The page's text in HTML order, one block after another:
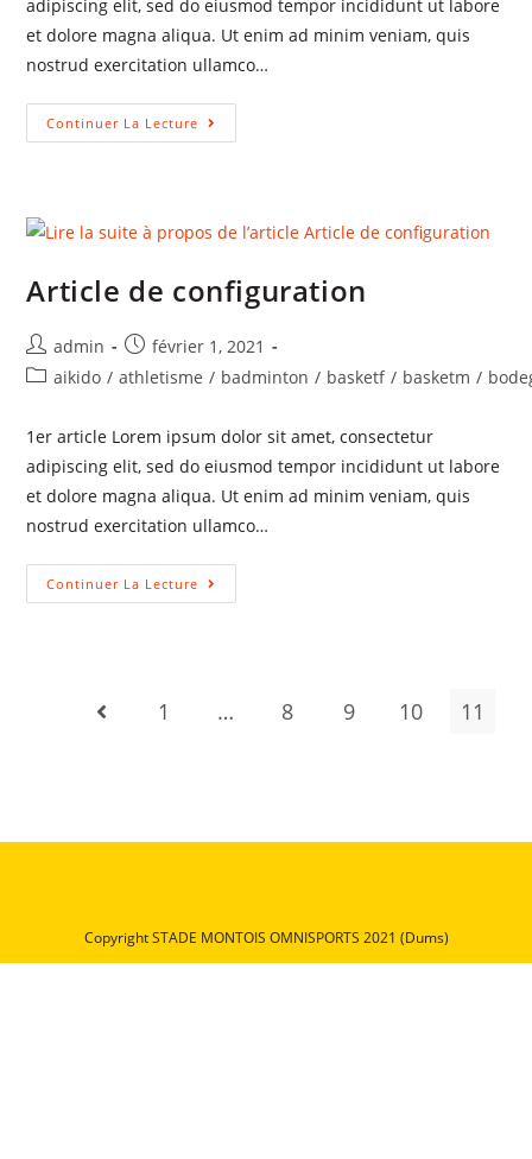
adipiscing elit, sed do eiusmod tempor incididunt ut labore
et dolore magna aliqua. Ut enim ad minim veniam, quis
nostrud exercitation ullamco…
Continuer La Lecture
Article de configuration
admin
février 1, 2021
aikido / athletisme / badminton / basketf / basketm /
1er article Lorem ipsum dolor sit amet, consectetur
adipiscing elit, sed do eiusmod tempor incididunt ut labore
et dolore magna aliqua. Ut enim ad minim veniam, quis
nostrud exercitation ullamco…
Continuer La Lecture
1 … 8 9 10 11
Copyright STADE MONTOIS OMNISPORTS 2021 (Dums)